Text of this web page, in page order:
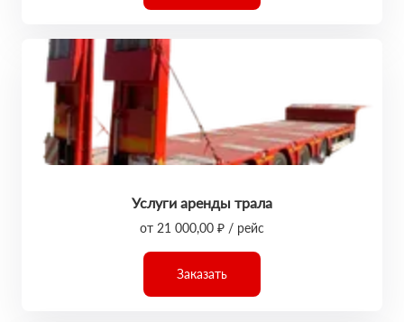
Услуги аренды трала
от 21 000,00 ₽ / рейс
Заказать